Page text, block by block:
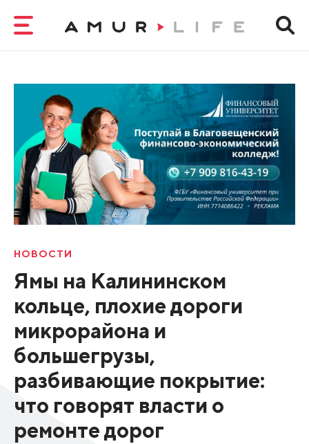
НОВОСТИ
Ямы на Калининском
кольце, плохие дороги
микрорайона и
большегрузы,
разбивающие покрытие:
что говорят власти о
ремонте дорог